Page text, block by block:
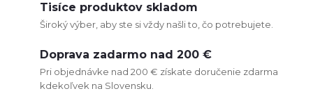
Tisíce produktov skladom
Široký výber, aby ste si vždy našli to, čo potrebujete.
Doprava zadarmo nad 200 €
Pri objednávke nad 200 € získate doručenie zdarma
kdekoľvek na Slovensku.